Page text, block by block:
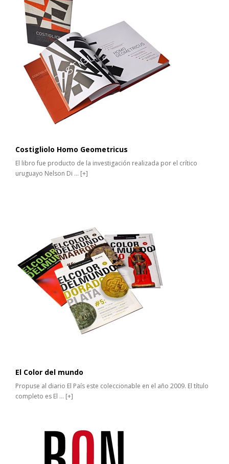
Costigliolo Homo Geometricus
El libro fue producto de la investigación realizada por el crítico
uruguayo Nelson Di ... [+]
El Color del mundo
Propuse al diario El País este coleccionable en el año 2009. El título
completo es El ... [+]